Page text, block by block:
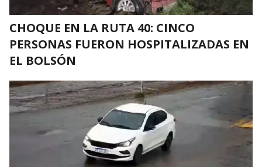
CHOQUE EN LA RUTA 40: CINCO
PERSONAS FUERON HOSPITALIZADAS EN
EL BOLSÓN